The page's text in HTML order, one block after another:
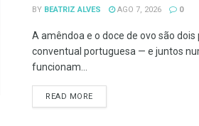
BY BEATRIZ ALVES AGO 7, 2026 0
A amêndoa e o doce de ovo são dois
conventual portuguesa — e juntos
funcionam...
READ MOREDETAILS